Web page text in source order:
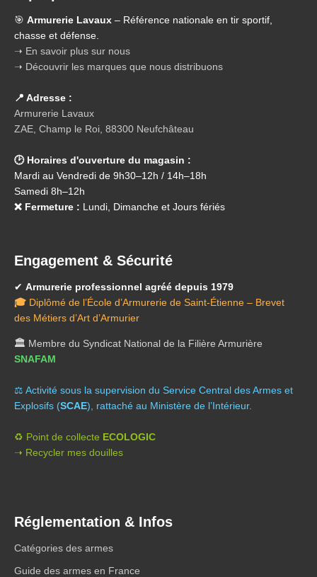
🎯 Armurerie Lavaux – Référence nationale en tir sportif,
chasse et défense.
➝ En savoir plus sur nous
➝ Découvrir les marques que nous distribuons
📍 Adresse :
Armurerie Lavaux
ZAE, Champ le Roi, 88300 Neufchâteau
🕑 Horaires d'ouverture du magasin :
Mardi au Vendredi de 9h30–12h / 14h–18h
Samedi 8h–12h
❌ Fermeture : Lundi, Dimanche et Jours fériés
Engagement & Sécurité
✔ Armurerie professionnel agréé depuis 1979
🎓 Diplômé de l’École d’Armurerie de Saint-Étienne – Brevet
des Métiers d’Art d’Armurier
🏛️ Membre du Syndicat National de la Filière Armurière
SNAFAM
⚖️ Activité sous la supervision du Service Central des Armes et
Explosifs (SCAE), rattaché au Ministère de l’Intérieur.
♻️ Point de collecte ECOLOGIC
➝ Recycler mes douilles
Réglementation & Infos
Catégories des armes
Guide des armes en France